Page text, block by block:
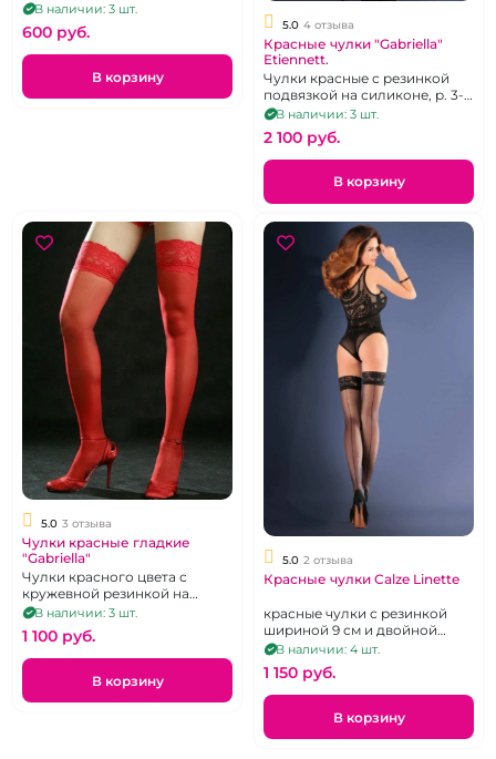
В наличии: 3 шт.
600 pуб.
В корзину
5.0 4 отзыва
Красные чулки "Gabriella"
Etiennett.
Чулки красные с резинкой
подвязкой на силиконе, р. 3-
4.В наличии: 3 шт.
2 100 pуб.
В корзину
5.0 3 отзыва
Чулки красные гладкие
"Gabriella"
Чулки красного цвета с
кружевной резинкой на
силиконе, р. 1-2
В наличии: 3 шт.
1 100 pуб.
В корзину
5.0 2 отзыва
Красные чулки Calze Linette
красные чулки с резинкой
шириной 9 см и двойной
силиконовой полосой р.1-2
В наличии: 4 шт.
1 150 pуб.
В корзину